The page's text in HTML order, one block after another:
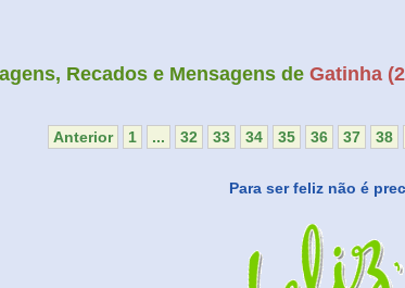
Recados e Mensagens de Gatinha
Anterior 1 ... 32 33 34 35 36 37 38
Para ser feliz não é